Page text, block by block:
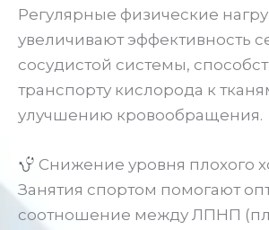
Регулярные физические
увеличивают эффективность
сосудистой системы,
транспорту кислорода к
улучшению кровообращения.
Снижение уровня плохого
Занятия спортом помогают
соотношение между ЛПНП